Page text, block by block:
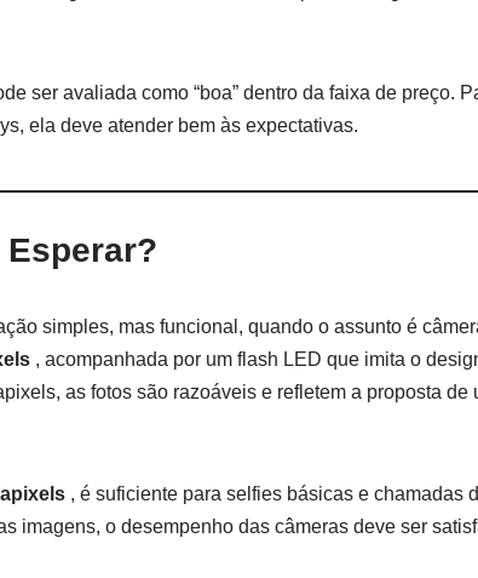
ser avaliada como “boa” dentro da faixa de preço.
ela deve atender bem às expectativas.
Esperar?
simples, mas funcional, quando o assunto é
, acompanhada por um flash LED que imita o
as fotos são razoáveis e refletem a proposta de
, é suficiente para selfies básicas e chamadas
imagens, o desempenho das câmeras deve ser